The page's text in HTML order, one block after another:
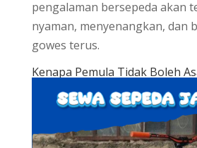
pengalaman bersepeda akan
nyaman, menyenangkan, dan
gowes terus.
Kenapa Pemula Tidak Boleh